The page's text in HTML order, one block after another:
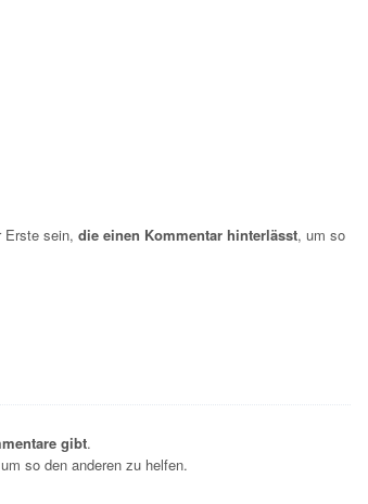
Erste sein, die einen Kommentar hinterlässt, um so
gibt.
so den anderen zu helfen.